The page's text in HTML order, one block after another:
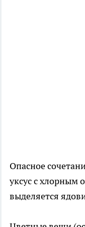
Опасное
уксус с хлорным
выделяется